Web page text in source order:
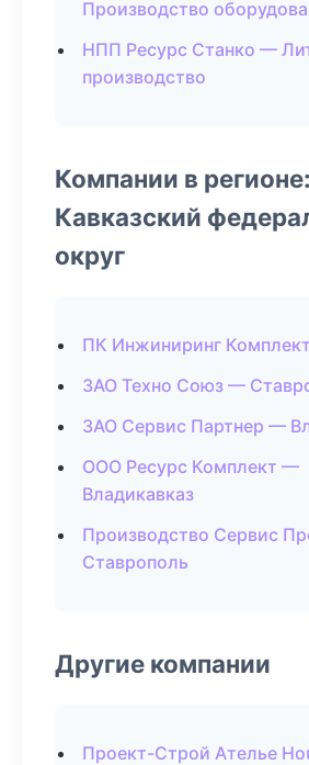
Производство
НПП Ресурс Станко —
производство
Компании в
Кавказский
округ
ПК Инжиниринг
ЗАО Техно Союз —
ЗАО Сервис Партнер —
ООО Ресурс Комплект —
Владикавказ
Производство Сервис
Ставрополь
Другие компании
Проект-Строй Ателье